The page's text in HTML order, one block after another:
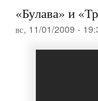
«Булава» и
вс, 11/01/2009 -